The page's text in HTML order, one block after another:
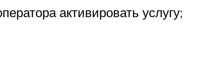
активировать услугу;